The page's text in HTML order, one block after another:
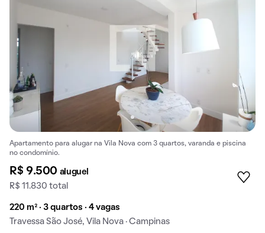
Apartamento para alugar na Vila Nova com 3 quartos, varanda e piscina
no condomínio.
R$ 9.500 aluguel
R$ 11.830 total
220 m² · 3 quartos · 4 vagas
Travessa São José, Vila Nova · Campinas